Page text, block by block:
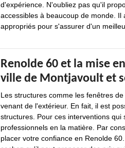
d'expérience. N'oubliez pas qu'il
accessibles à beaucoup de monde. Il
appropriés pour s'assurer d'un
Renolde 60 et la mise
ville de Montjavoult et
Les structures comme les fenêtres
venant de l'extérieur. En fait, il est
structures. Pour ces interventions
professionnels en la matière. Par
placer votre confiance en Renolde